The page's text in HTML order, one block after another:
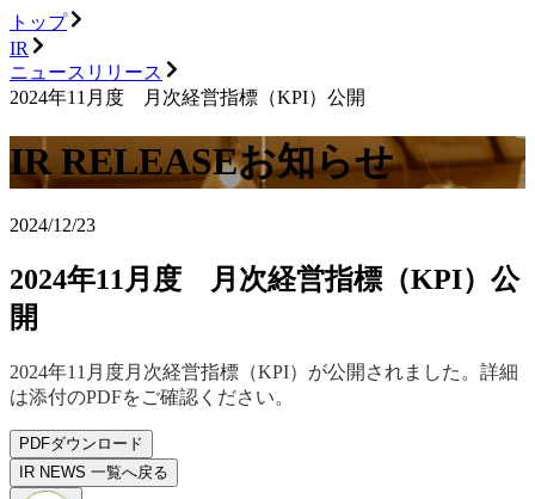
トップ
IR
ニュースリリース
2024年11月度 月次経営指標（KPI）公開
IR RELEASEお知らせ
2024/12/23
2024年11月度 月次経営指標（KPI）公
開
2024年11月度月次経営指標（KPI）が公開されました。詳細
は添付のPDFをご確認ください。
PDFダウンロード
IR NEWS 一覧へ戻る